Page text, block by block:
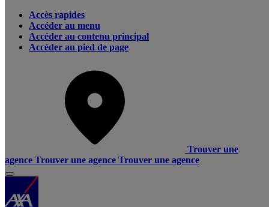
Accès rapides
Accéder au menu
Accéder au contenu principal
Accéder au pied de page
Trouver une
agence Trouver une agence Trouver une agence